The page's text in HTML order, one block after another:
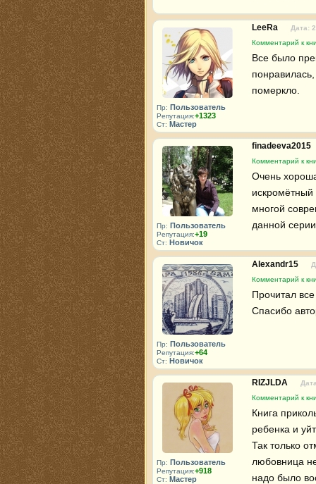
Пр: Пользователь
Репутация:+1323
Ст: Мастер
LeeRa
Дата:
Комментарий к
Все было
померкло.
Пр: Пользователь
Репутация:+19
Ст: Новичок
finadeeva2015
Комментарий к
Очень
многой
данной
Пр: Пользователь
Репутация:+64
Ст: Новичок
Alexandr15
Комментарий к
Прочитал
Спасибо
Пр: Пользователь
Репутация:+918
Ст: Мастер
RIZJLDA
Комментарий к
Книга
ребенка и
Так только
любовница
надо было